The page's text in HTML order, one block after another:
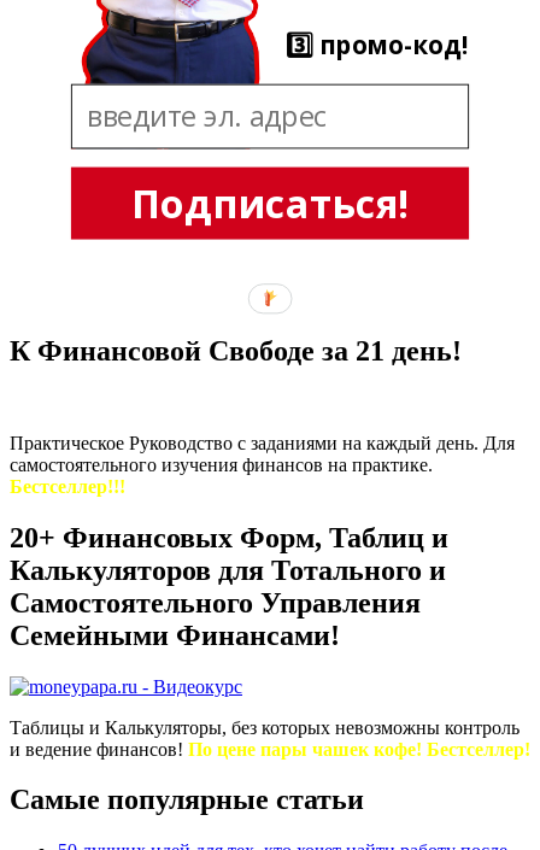
Подписаться!
3️⃣ промо-код!
К Финансовой Свободе за 21 день!
Практическое Руководство с заданиями на каждый день. Для
самостоятельного изучения финансов на практике.
Бестселлер!!!
20+ Финансовых Форм, Таблиц и
Калькуляторов для Тотального и
Самостоятельного Управления
Семейными Финансами!
Таблицы и Калькуляторы, без которых невозможны контроль
и ведение финансов! По цене пары чашек кофе! Бестселлер!
Самые популярные статьи